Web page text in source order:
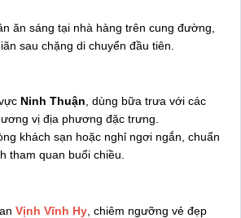
ăn sáng tại nhà hàng trên cung đường,
sau chặng di chuyển đầu tiên.
Ninh Thuận, dùng bữa trưa với các
vị địa phương đặc trưng.
khách sạn hoặc nghỉ ngơi ngắn, chuẩn
tham quan buổi chiều.
Vịnh Vĩnh Hy , chiêm ngưỡng vẻ đẹp